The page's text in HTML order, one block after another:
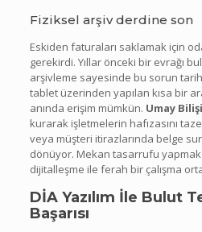
Fiziksel arşiv derdine son
Eskiden faturaları saklamak için
gerekirdi. Yıllar önceki bir evrağı
arşivleme sayesinde bu sorun
tablet üzerinden yapılan kısa bir
anında erişim mümkün. Umay
kurarak işletmelerin hafızasını
veya müşteri itirazlarında belge
dönüyor. Mekan tasarrufu
dijitalleşme ile ferah bir çalışma
DİA Yazılım İle Bulut
Başarısı